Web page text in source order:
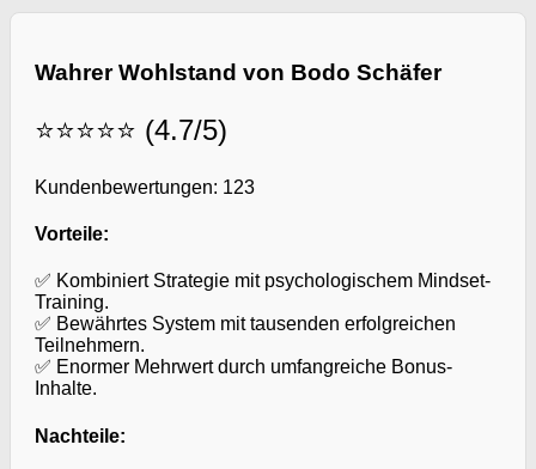
Wahrer Wohlstand von Bodo Schäfer
⭐⭐⭐⭐⭐ (4.7/5)
Kundenbewertungen: 123
Vorteile:
✅ Kombiniert Strategie mit psychologischem Mindset-
Training.
✅ Bewährtes System mit tausenden erfolgreichen
Teilnehmern.
✅ Enormer Mehrwert durch umfangreiche Bonus-
Inhalte.
Nachteile: